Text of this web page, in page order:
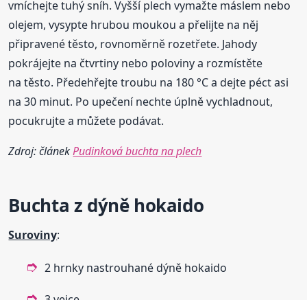
vmíchejte tuhý sníh. Vyšší plech vymažte máslem nebo
olejem, vysypte hrubou moukou a přelijte na něj
připravené těsto, rovnoměrně rozetřete. Jahody
pokrájejte na čtvrtiny nebo poloviny a rozmístěte
na těsto. Předehřejte troubu na 180 °C a dejte péct asi
na 30 minut. Po upečení nechte úplně vychladnout,
pocukrujte a můžete podávat.
Zdroj: článekPudinková buchta na plech
Buchta z dýně hokaido
Suroviny:
2 hrnky nastrouhané dýně hokaido